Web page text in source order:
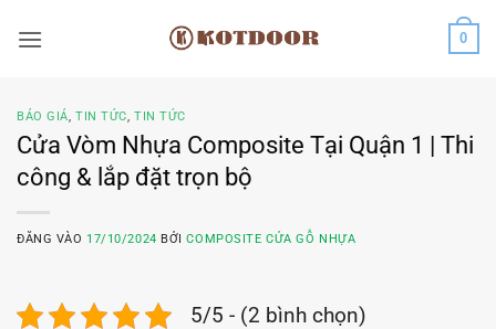
qua
0
BÁO GIÁ,TIN TỨC,TIN TỨC
Cửa Vòm Nhựa Composite Tại Quận 1 | Thi
công & lắp đặt trọn bộ
ĐĂNG VÀO 17/10/2024 BỞICOMPOSITE CỬA GỖ NHỰA
5/5 - (2 bình chọn)